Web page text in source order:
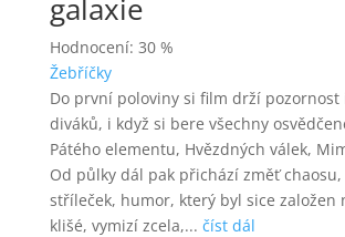
galaxie
Hodnocení: 30 %
Žebříčky
Do první poloviny si film drží pozornost
diváků, i když si bere všechny
Pátého elementu, Hvězdných válek,
Od půlky dál pak přichází změť
stříleček, humor, který byl sice založen
klišé, vymizí zcela,... číst dál